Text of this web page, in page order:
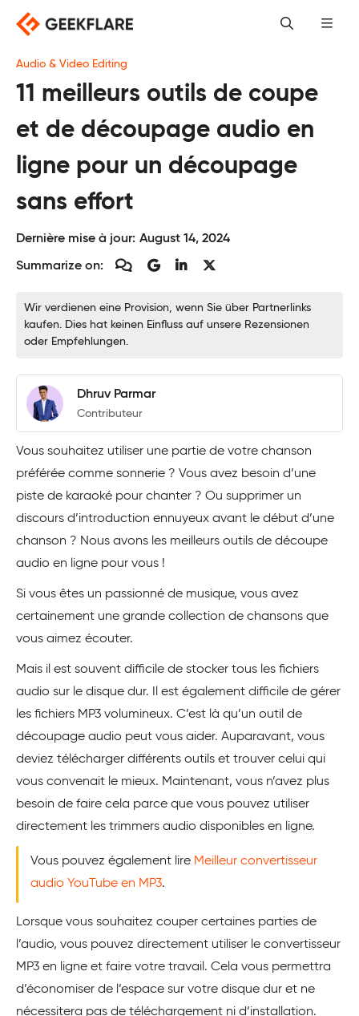
Skip
content
Audio & Video Editing
11 meilleurs outils de coupe
et de découpage audio en
ligne pour un découpage
sans effort
Dernière mise à jour: August 14, 2024
Summarize on:
Wir verdienen eine Provision, wenn Sie über Partnerlinks
kaufen. Dies hat keinen Einfluss auf unsere Rezensionen
oder Empfehlungen.
Dhruv Parmar
Contributeur
Vous souhaitez utiliser une partie de votre chanson
préférée comme sonnerie ? Vous avez besoin d’une
piste de karaoké pour chanter ? Ou supprimer un
discours d’introduction ennuyeux avant le début d’une
chanson ? Nous avons les meilleurs outils de découpe
audio en ligne pour vous !
Si vous êtes un passionné de musique, vous avez
certainement une grande collection de chansons que
vous aimez écouter.
Mais il est souvent difficile de stocker tous les fichiers
audio sur le disque dur. Il est également difficile de gérer
les fichiers MP3 volumineux. C’est là qu’un outil de
découpage audio peut vous aider. Auparavant, vous
deviez télécharger différents outils et trouver celui qui
vous convenait le mieux. Maintenant, vous n’avez plus
besoin de faire cela parce que vous pouvez utiliser
directement les trimmers audio disponibles en ligne.
Vous pouvez également lire Meilleur convertisseur
audio YouTube en MP3.
Lorsque vous souhaitez couper certaines parties de
l’audio, vous pouvez directement utiliser le convertisseur
MP3 en ligne et faire votre travail. Cela vous permettra
d’économiser de l’espace sur votre disque dur et ne
nécessitera pas de téléchargement ni d’installation.